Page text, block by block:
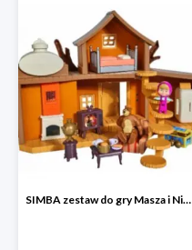
SIMBA zestaw do gry Masza i Niedźwiedź - Duży dom Maszy -15%